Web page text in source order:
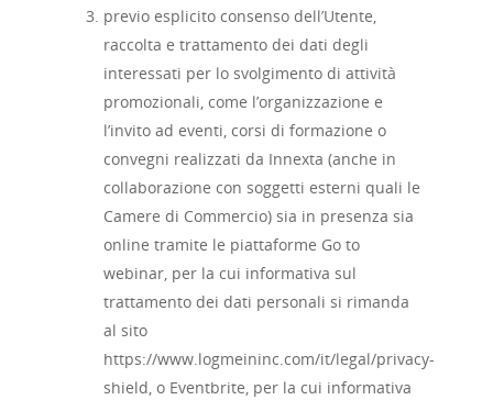
previo esplicito consenso dell’Utente,
raccolta e trattamento dei dati degli
interessati per lo svolgimento di attività
promozionali, come l’organizzazione e
l’invito ad eventi, corsi di formazione o
convegni realizzati da Innexta (anche in
collaborazione con soggetti esterni quali le
Camere di Commercio) sia in presenza sia
online tramite le piattaforme Go to
webinar, per la cui informativa sul
trattamento dei dati personali si rimanda
al sito
https://www.logmeininc.com/it/legal/privacy-
shield, o Eventbrite, per la cui informativa